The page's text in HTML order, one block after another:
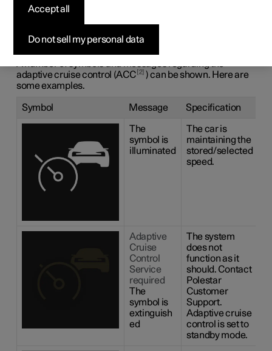
messages for adaptive
cruise control
adaptive cruise control (ACC 2 ) can be shown. Here are
some examples.
Symbol Message Specification
The
symbol is
illuminated
The car is
maintaining the
stored/selected
speed.
Adaptive
Cruise
Control
Service
required
The
symbol is
extinguish
ed
The system
does not
function as it
should. Contact
Polestar
Customer
Support.
Adaptive cruise
control is set to
standby mode.
Do not sell my personal data
Accept all